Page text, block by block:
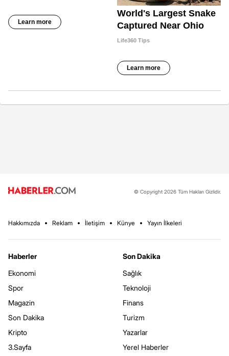
© Copyright 2026 Tüm Hakları Gizlidir.
Hakkımızda Reklam İletişim Künye Yayın İlkeleri
Haberler
Ekonomi
Spor
Magazin
Son Dakika
Kripto
3.Sayfa
Son Dakika
Sağlık
Teknoloji
Finans
Turizm
Yazarlar
Yerel Haberler